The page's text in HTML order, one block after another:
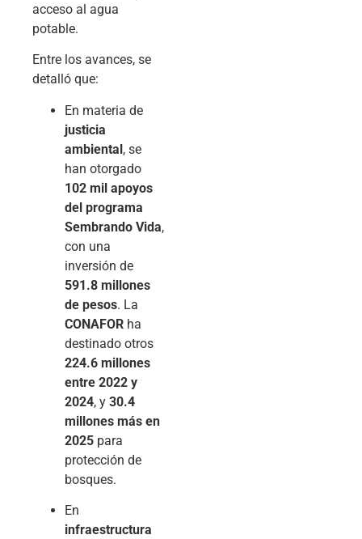
acceso al agua
potable.
Entre los avances, se
detalló que:
En materia de
justicia
ambiental, se
han otorgado
102 mil apoyos
del programa
Sembrando Vida,
con una
inversión de
591.8 millones
de pesos. La
CONAFOR ha
destinado otros
224.6 millones
entre 2022 y
2024, y 30.4
millones más en
2025 para
protección de
bosques.
En
infraestructura